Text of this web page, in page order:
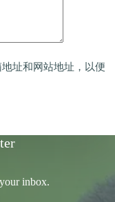
址和网站地址，以便
inbox.